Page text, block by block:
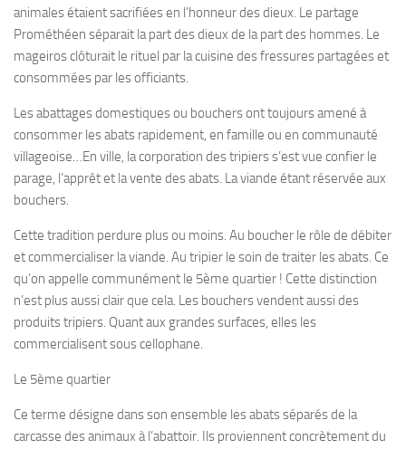
animales étaient sacrifiées en l’honneur des dieux. Le partage
Prométhéen séparait la part des dieux de la part des hommes. Le
mageiros clôturait le rituel par la cuisine des fressures partagées et
consommées par les officiants.
Les abattages domestiques ou bouchers ont toujours amené à
consommer les abats rapidement, en famille ou en communauté
villageoise…En ville, la corporation des tripiers s’est vue confier le
parage, l’apprêt et la vente des abats. La viande étant réservée aux
bouchers.
Cette tradition perdure plus ou moins. Au boucher le rôle de débiter
et commercialiser la viande. Au tripier le soin de traiter les abats. Ce
qu’on appelle communément le 5ème quartier ! Cette distinction
n’est plus aussi clair que cela. Les bouchers vendent aussi des
produits tripiers. Quant aux grandes surfaces, elles les
commercialisent sous cellophane.
Le 5ème quartier
Ce terme désigne dans son ensemble les abats séparés de la
carcasse des animaux à l’abattoir. Ils proviennent concrètement du